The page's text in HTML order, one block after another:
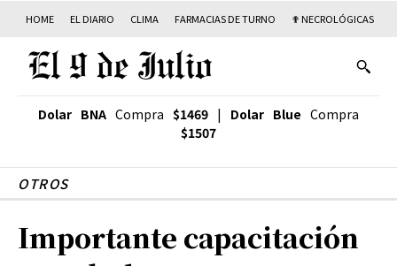
HOME EL DIARIO CLIMA FARMACIAS DE TURNO ✟ NECROLÓGICAS
Dolar BNA Compra $1469 | Dolar Blue Compra
$1507
OTROS
Importante capacitación